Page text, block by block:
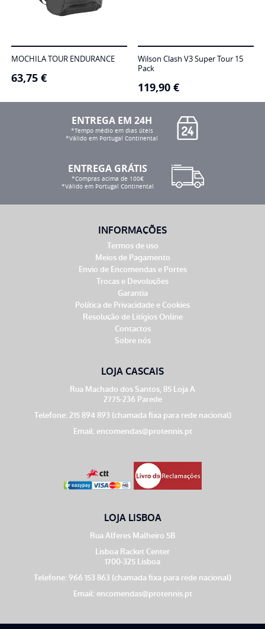
MOCHILA TOUR ENDURANCE
63,75 €
Wilson Clash V3 Super Tour 15
Pack
119,90 €
ENTREGA EM 24H
*Tempo médio em dias úteis
*Válido em Portugal Continental
ENTREGA GRÁTIS
*Compras acima de 100€
*Válido em Portugal Continental
INFORMAÇÕES
Termos de uso
Meios de Pagamento
Envio de Encomendas e Portes
Trocas e Devoluções
Garantia
Política de Privacidade e Cookies
Resolução de Litígios Online
Contactos
Sobre nós
LOJA CASCAIS
Rua Machado dos Santos, 85 Loja A
2775-236 Parede
Telefone: 215 894 893 (chamada fixa para rede nacional)
Email: encomendas@protennis.pt
LOJA LISBOA
Rua Alferes Malheiro 5B
Lisboa Racket Center
1700-325 Lisboa
Telefone: 966 153 863 (chamada fixa para rede nacional)
Email: encomendas@protennis.pt